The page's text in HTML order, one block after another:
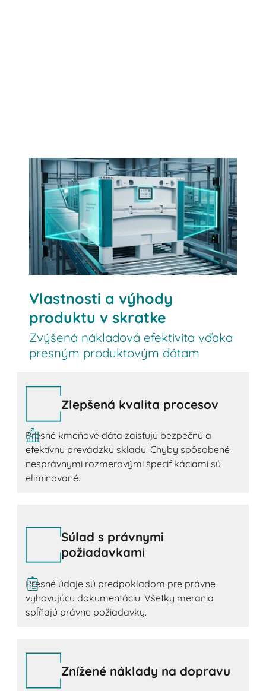
Kontaktujte nás
Vlastnosti a výhody
produktu v skratke
Zvýšená nákladová efektivita vďaka
presným produktovým dátam
Zlepšená kvalita procesov
Presné kmeňové dáta zaisťujú bezpečnú a
efektívnu prevádzku skladu. Chyby spôsobené
nesprávnymi rozmerovými špecifikáciami sú
eliminované.
Súlad s právnymi
požiadavkami
Presné údaje sú predpokladom pre právne
vyhovujúcu dokumentáciu. Všetky merania
spĺňajú právne požiadavky.
Znížené náklady na dopravu